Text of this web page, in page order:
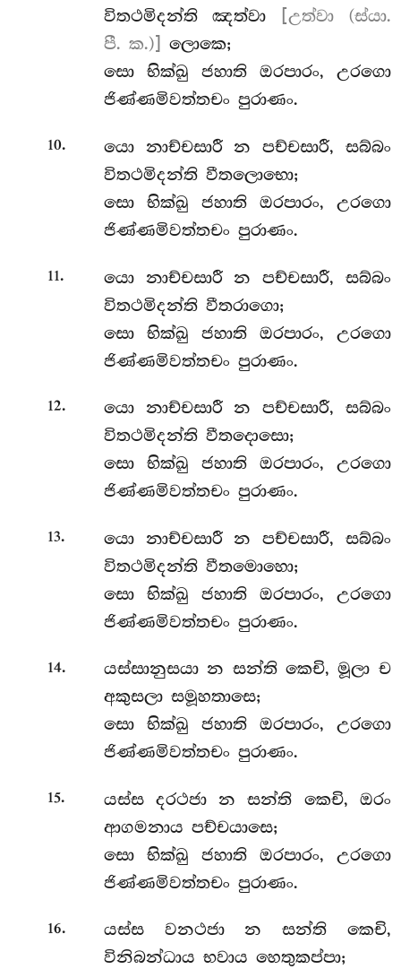
විතථමිදන්ති ඤත්වා
[උත්වා (ස්යා.
පී. ක.)]
ලොකෙ;
සො භික්ඛු ජහාති ඔරපාරං, උරගො
ජිණ්ණමිවත්තචං පුරාණං.
10.
යො නාච්චසාරී න පච්චසාරී, සබ්බං
විතථමිදන්ති වීතලොභො;
සො භික්ඛු ජහාති ඔරපාරං, උරගො
ජිණ්ණමිවත්තචං පුරාණං.
11. යො නාච්චසාරී න පච්චසාරී, සබ්බං
විතථමිදන්ති වීතරාගො;
සො භික්ඛු ජහාති ඔරපාරං, උරගො
ජිණ්ණමිවත්තචං පුරාණං.
12.
යො නාච්චසාරී න පච්චසාරී, සබ්බං
විතථමිදන්ති වීතදොසො;
සො භික්ඛු ජහාති ඔරපාරං, උරගො
ජිණ්ණමිවත්තචං පුරාණං.
13. යො නාච්චසාරී න පච්චසාරී, සබ්බං
විතථමිදන්ති වීතමොහො;
සො භික්ඛු ජහාති ඔරපාරං, උරගො
ජිණ්ණමිවත්තචං පුරාණං.
14.
යස්සානුසයා න සන්ති කෙචි, මූලා ච
අකුසලා සමූහතාසෙ;
සො භික්ඛු ජහාති ඔරපාරං, උරගො
ජිණ්ණමිවත්තචං පුරාණං.
15.
යස්ස දරථජා න සන්ති කෙචි, ඔරං
ආගමනාය පච්චයාසෙ;
සො භික්ඛු ජහාති ඔරපාරං, උරගො
ජිණ්ණමිවත්තචං පුරාණං.
16.
යස්ස වනථජා න සන්ති කෙචි,
විනිබන්ධාය භවාය හෙතුකප්පා;